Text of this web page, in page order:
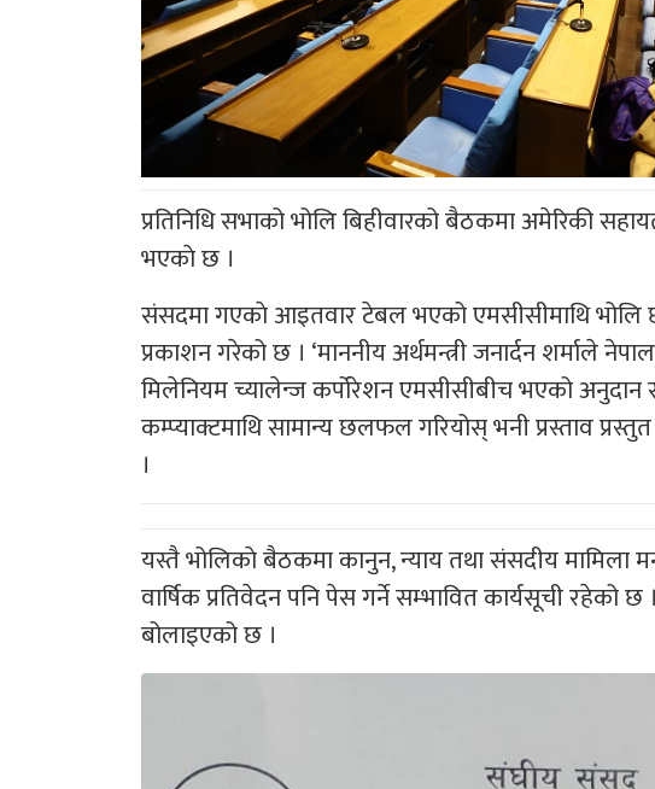
प्रतिनिधि सभाको भोलि बिहीवारको बैठकमा अमेरिकी
भएकाे छ ।
संसदमा गएकाे आइतवार टेबल भएको एमसीसीमाथि
प्रकाशन गरेको छ । ‘माननीय अर्थमन्त्री जनार्दन शर्माले
मिलेनियम च्यालेन्ज कर्पोरेशन एमसीसीबीच भएको अनुदान
कम्प्याक्टमाथि सामान्य छलफल गरियोस् भनी प्रस्ताव
।
यस्तै भोलिकाे बैठकमा कानुन, न्याय तथा संसदीय मामिला
वार्षिक प्रतिवेदन पनि पेस गर्ने सम्भावित कार्यसूची
बोलाइएको छ ।